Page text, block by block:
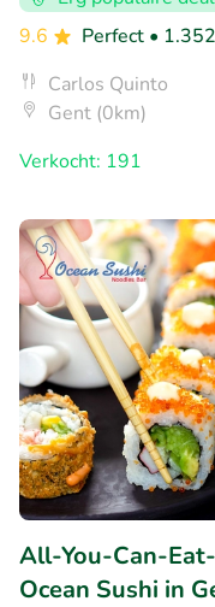
9.6
Perfect •
Carlos Quinto
Gent (0km)
Verkocht: 191
All-You-Can-
Ocean Sushi in